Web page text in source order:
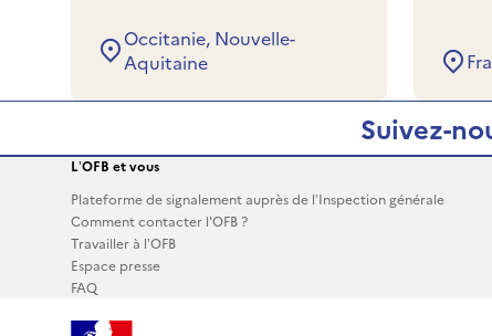
Occitanie, Nouvelle-
Aquitaine
Suivez-
L’OFB et vous
Plateforme de signalement auprès de l’Inspection générale
Comment contacter l'OFB ?
Travailler à l’OFB
Espace presse
FAQ